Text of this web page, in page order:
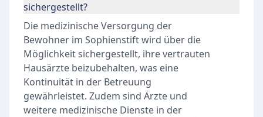
sichergestellt?
Die medizinische Versorgung der
Bewohner im Sophienstift wird über die
Möglichkeit sichergestellt, ihre vertrauten
Hausärzte beizubehalten, was eine
Kontinuität in der Betreuung
gewährleistet. Zudem sind Ärzte und
weitere medizinische Dienste in der